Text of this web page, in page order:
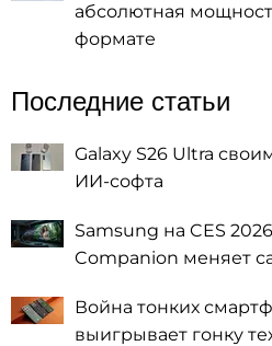
абсолютная
формате
Последние статьи
Galaxy S26 Ultra
ИИ-софта
Samsung на CES
Companion меняет
Война тонких
выигрывает гонку